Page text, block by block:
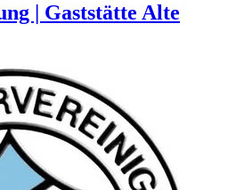
| Gaststätte Alte